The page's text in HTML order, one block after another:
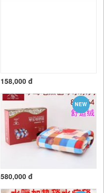
158,000 đ
NEW
580,000 đ